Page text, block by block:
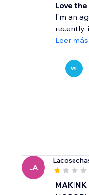
Love
I'm an
recently,
Leer más
WI
LA
MAKINK